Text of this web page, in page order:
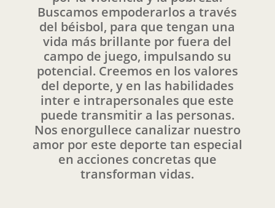
Buscamos empoderarlos a través
del béisbol, para que tengan una
vida más brillante por fuera del
campo de juego, impulsando su
potencial. Creemos en los valores
del deporte, y en las habilidades
inter e intrapersonales que este
puede transmitir a las personas.
Nos enorgullece canalizar nuestro
amor por este deporte tan especial
en acciones concretas que
transforman vidas.